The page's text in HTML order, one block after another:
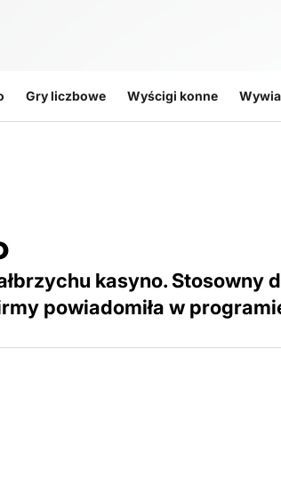
Gry liczbowe Wyścigi konne
kasyno. Stosowny
powiadomiła w